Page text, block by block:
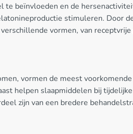
te beïnvloeden en de
stimuleren. Door
vormen, van
vormen de meest
helpen slaapmiddelen bij tijdelijke
zijn van een bredere